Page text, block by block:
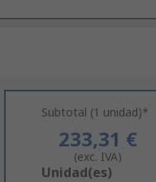
Subtotal (1 unidad)*
233,31 €
(exc. IVA)
Add
Unidad(es)